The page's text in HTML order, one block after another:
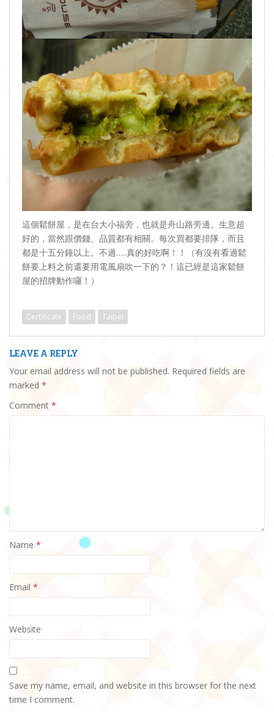
這個鬆餅屋，是在台大小福旁，也就是舟山路旁邊。生意超
好的，當然跟價錢、品質都有相關。每次買都要排隊，而且
都是十五分鐘以上。不過…..真的好吃啊！！（有沒有看過鬆
餅要上料之前還要用電風扇吹一下的？！這已經是這家鬆餅
屋的招牌動作囉！）
Certificate Food Taipei
LEAVE A REPLY
Your email address will not be published. Required fields are
marked *
Comment *
Name *
Email *
Website
Save my name, email, and website in this browser for the next
time I comment.